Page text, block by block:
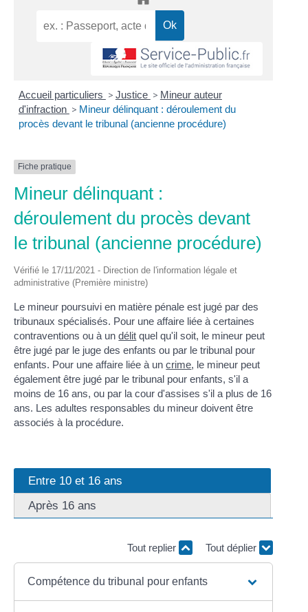
Accueil particuliers > Justice > Mineur auteur
d'infraction > Mineur délinquant : déroulement du
procès devant le tribunal (ancienne procédure)
Fiche pratique
Mineur délinquant :
déroulement du procès devant
le tribunal (ancienne procédure)
Vérifié le 17/11/2021 - Direction de l'information légale et
administrative (Première ministre)
Le mineur poursuivi en matière pénale est jugé par des
tribunaux spécialisés. Pour une affaire liée à certaines
contraventions ou à undélit quel qu'il soit, le mineur peut
être jugé par le juge des enfants ou par le tribunal pour
enfants. Pour une affaire liée à uncrime, le mineur peut
également être jugé par le tribunal pour enfants, s'il a
moins de 16 ans, ou par la cour d'assises s'il a plus de 16
ans. Les adultes responsables du mineur doivent être
associés à la procédure.
Entre 10 et 16 ans
Après 16 ans
Tout replier Tout déplier
Compétence du tribunal pour enfants